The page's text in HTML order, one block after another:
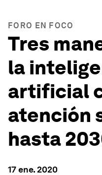
FORO EN FOCO
Tres
la
artificial
atención
hasta
17 ene. 2020